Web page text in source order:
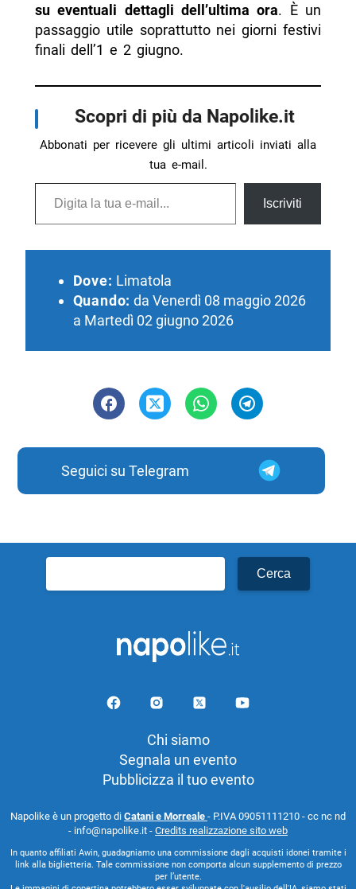
su eventuali dettagli dell’ultima ora. È un
passaggio utile soprattutto nei giorni festivi
finali dell’1 e 2 giugno.
Scopri di più da Napolike.it
Abbonati per ricevere gli ultimi articoli inviati alla
tua e-mail.
Digita la tua e-mail...
Iscriviti
Dove: Limatola
Quando: da Venerdì 08 maggio 2026
a Martedì 02 giugno 2026
Seguici su Telegram
per:
Chi siamo
Segnala un evento
Pubblicizza il tuo evento
Napolike è un progetto di Catani e Morreale - P.IVA 09051111210 - cc nc nd
- info@napolike.it - Credits realizzazione sito web
In quanto affiliati Awin, guadagniamo una commissione dagli acquisti idonei tramite i
link alla biglietteria. Tale commissione non comporta alcun supplemento di prezzo
per l’utente.